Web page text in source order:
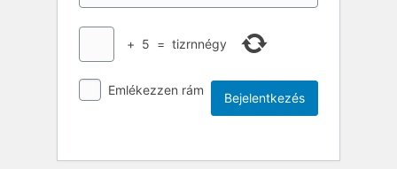
+ 5 = tizrnnégy
Emlékezzen rám